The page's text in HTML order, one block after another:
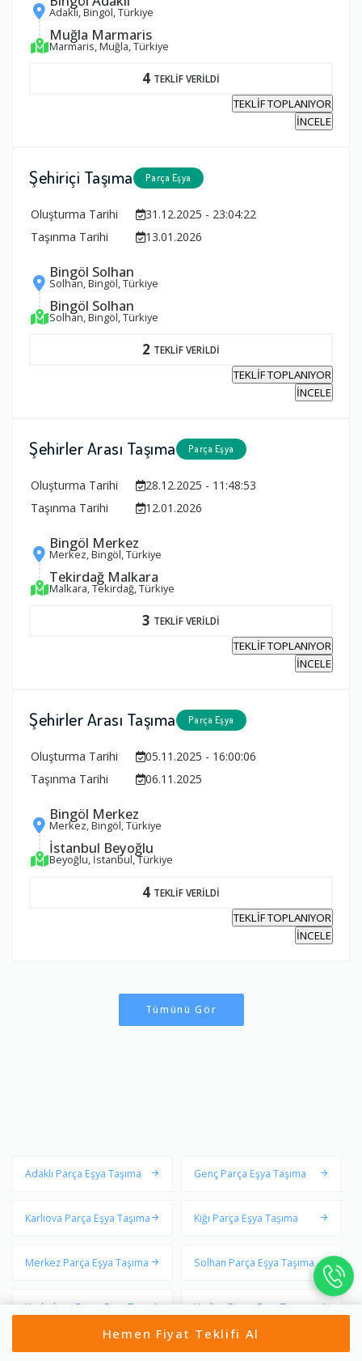
Adaklı, Bingöl, Türkiye
Muğla Marmaris
Marmaris, Muğla, Türkiye
4 TEKLİF VERİLDİ
TEKLİF TOPLANIYOR
İNCELE
Şehiriçi Taşıma Parça Eşya
Oluşturma Tarihi
31.12.2025 - 23:04:22
Taşınma Tarihi
13.01.2026
Bingöl Solhan
Solhan, Bingöl, Türkiye
Bingöl Solhan
Solhan, Bingöl, Türkiye
2 TEKLİF VERİLDİ
TEKLİF TOPLANIYOR
İNCELE
Şehirler Arası Taşıma Parça Eşya
Oluşturma Tarihi
28.12.2025 - 11:48:53
Taşınma Tarihi
12.01.2026
Bingöl Merkez
Merkez, Bingöl, Türkiye
Tekirdağ Malkara
Malkara, Tekirdağ, Türkiye
3 TEKLİF VERİLDİ
TEKLİF TOPLANIYOR
İNCELE
Şehirler Arası Taşıma Parça Eşya
Oluşturma Tarihi
05.11.2025 - 16:00:06
Taşınma Tarihi
06.11.2025
Bingöl Merkez
Merkez, Bingöl, Türkiye
İstanbul Beyoğlu
Beyoğlu, İstanbul, Türkiye
4 TEKLİF VERİLDİ
TEKLİF TOPLANIYOR
İNCELE
Tümünü Gör
Adaklı Parça Eşya Taşıma Genç Parça Eşya Taşıma
Karlıova Parça Eşya Taşıma Kiğı Parça Eşya Taşıma
Merkez Parça Eşya Taşıma Solhan Parça Eşya Taşıma
Yayladere Parça Eşya Taşı
Yedisu Parça Eşya Taşıma
Hemen Fiyat Teklifi Al